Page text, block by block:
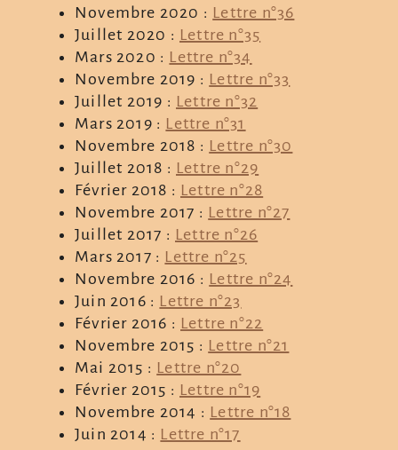
Novembre 2020 : Lettre n°36
Juillet 2020 : Lettre n°35
Mars 2020 : Lettre n°34
Novembre 2019 : Lettre n°33
Juillet 2019 : Lettre n°32
Mars 2019 : Lettre n°31
Novembre 2018 : Lettre n°30
Juillet 2018 : Lettre n°29
Février 2018 : Lettre n°28
Novembre 2017 : Lettre n°27
Juillet 2017 : Lettre n°26
Mars 2017 : Lettre n°25
Novembre 2016 : Lettre n°24
Juin 2016 : Lettre n°23
Février 2016 : Lettre n°22
Novembre 2015 : Lettre n°21
Mai 2015 : Lettre n°20
Février 2015 : Lettre n°19
Novembre 2014 : Lettre n°18
Juin 2014 : Lettre n°17